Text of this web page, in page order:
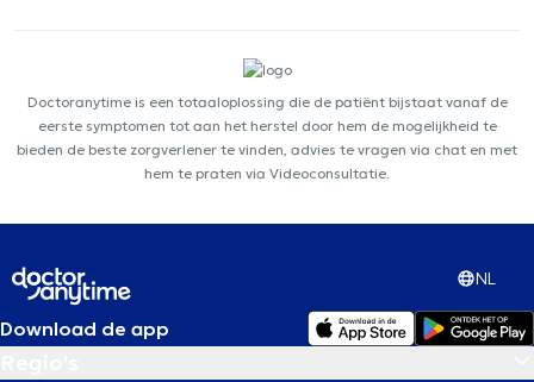
Doctoranytime is een totaaloplossing die de patiënt bijstaat vanaf de
eerste symptomen tot aan het herstel door hem de mogelijkheid te
bieden de beste zorgverlener te vinden, advies te vragen via chat en met
hem te praten via Videoconsultatie.
NL
Download de app